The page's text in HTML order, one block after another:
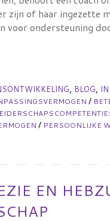
zijn of haar ingezette
voor ondersteuning
, BLOG,
/
/ PERSOONLIJKE
EN